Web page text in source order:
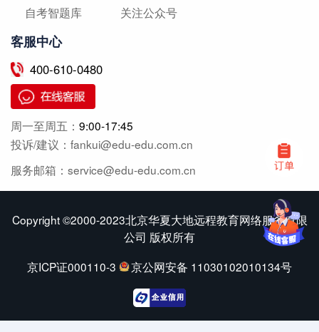
自考智题库 关注公众号
客服中心
400-610-0480
周一至周五： 9:00-17:45
投诉/建议：fankui@edu-edu.com.cn
服务邮箱：service@edu-edu.com.cn
Copyright ©2000-2023北京华夏大地远程教育网络服务有限
公司 版权所有
京ICP证000110-3
京公网安备 11030102010134号